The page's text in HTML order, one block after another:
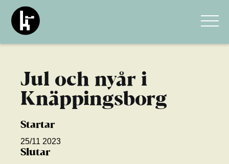
Jul och nyår i
Knäppingsborg
Startar
25/11 2023
Slutar